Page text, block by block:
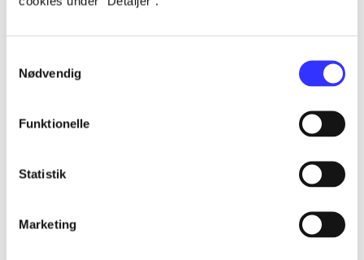
Nødvendig
Funktionelle
Statistik
Marketing
...
...
...